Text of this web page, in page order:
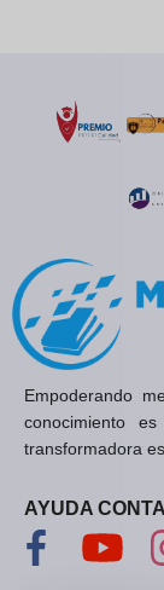
Empoderando
conocimiento
transformadora
AYUDA
Visítanos